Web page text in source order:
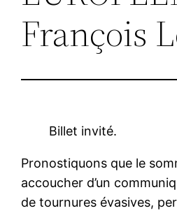
François
Billet invité.
Pronostiquons que le
accoucher d’un
de tournures évasives,